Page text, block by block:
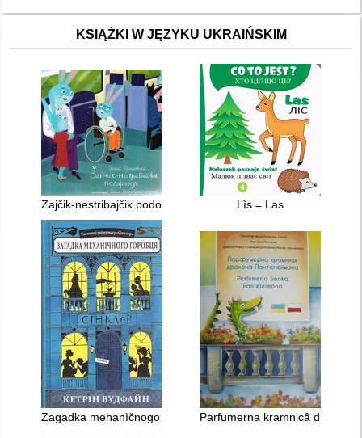
KSIĄŻKI W JĘZYKU UKRAIŃSKIM
Zajčik-nestribajčik podorožuê Lìs = Las
Zagadka mehanìčnogo gorobcâParfumerna kramnicâ drakona